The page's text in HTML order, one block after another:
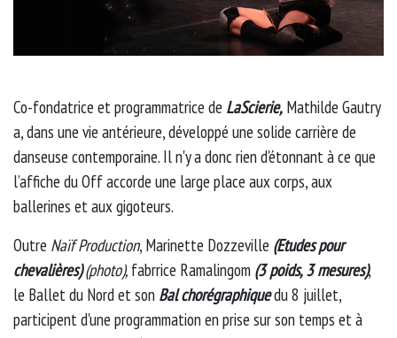
Co-fondatrice et programmatrice de LaScierie, Mathilde Gautry
a, dans une vie antérieure, développé une solide carrière de
danseuse contemporaine. Il n'y a donc rien d'étonnant à ce que
l’affiche du Off accorde une large place aux corps, aux
ballerines et aux gigoteurs.
Outre Naïf Production, Marinette Dozzeville (Etudes pour
chevalières) (photo), fabrrice Ramalingom (3 poids, 3 mesures),
le Ballet du Nord et son Bal chorégraphiquedu 8 juillet,
participent d'une programmation en prise sur son temps et à